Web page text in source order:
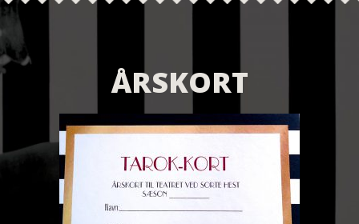
ÅRSKORT